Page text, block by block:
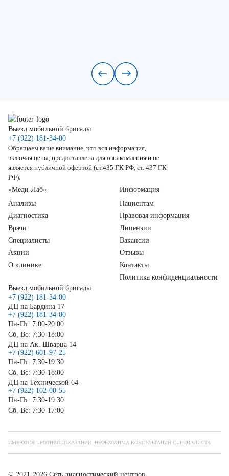
Выезд мобильной бригады
+7 (922) 181-34-00
Обращаем ваше внимание, что вся информация,
включая цены, предоставлена для ознакомления и не
является публичной офертой (ст.435 ГК РФ, ст. 437 ГК
РФ).
«Меди-Лаб»
Анализы
Диагностика
Врачи
Специалисты
Акции
О клинике
Информация
Пациентам
Правовая информация
Лицензии
Вакансии
Отзывы
Контакты
Политика конфиденциальности
Выезд мобильной бригады
+7 (922) 181-34-00
ДЦ на Бардина 17
+7 (922) 181-34-00
Пн-Пт: 7:00-20:00
Сб, Вс: 7:30-18:00
ДЦ на Ак. Шварца 14
+7 (922) 601-97-25
Пн-Пт: 7:30-19:30
Сб, Вс: 7:30-18:00
ДЦ на Технической 64
+7 (922) 102-00-55
Пн-Пт: 7:30-19:30
Сб, Вс: 7:30-17:00
ИМЕЮТСЯ ПРОТИВОПОКАЗАНИЯ. НЕОБХОДИМА КОНСУЛЬТАЦИЯ СПЕЦИАЛИСТА